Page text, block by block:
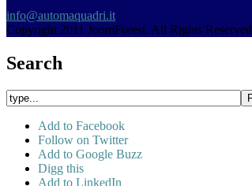
info@automaquadri.it
Copyright 2011 JoomForest. All Rights Reserved
Search
Add to Facebook
Follow on Twitter
Add to Google Buzz
Digg this
Add to LinkedIn